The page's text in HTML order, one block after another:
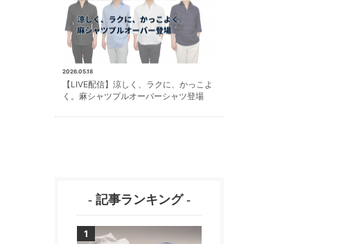
2026.05.18
【LIVE配信】涼しく、ラクに、かっこよ
く。麻シャツプルオーバーシャツ登場
- 記事ランキング -